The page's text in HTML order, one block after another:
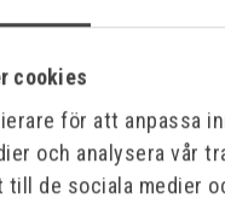
cookies
för att anpassa
och analysera vår
de sociala medier